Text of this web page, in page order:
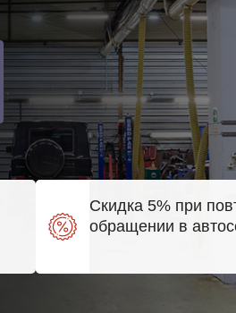
Скидка 5% при
обращении в